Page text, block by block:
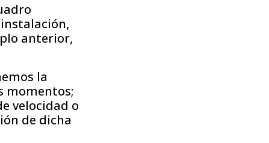
anterior,
la
momentos;
velocidad o
de dicha